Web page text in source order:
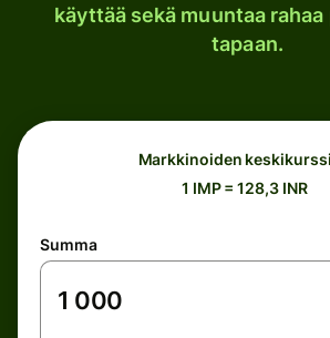
käyttää sekä muuntaa
tapaan.
Markkinoiden keskikurssi
1 IMP = 128,3 INR
Summa